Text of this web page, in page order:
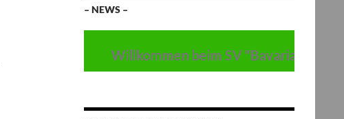
– NEWS –
Willkommen beim SV "Bavaria" Thulba